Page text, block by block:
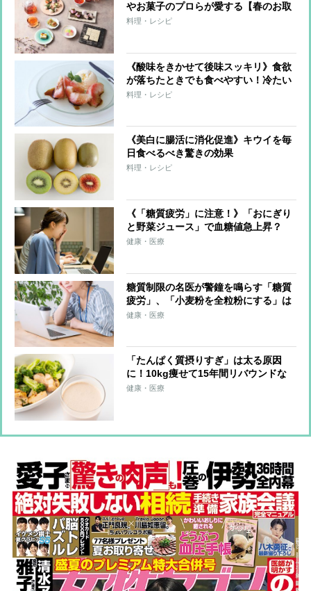
やお菓子のプロらが愛する【春のお取
り寄せ】華やかな見た目と色合いで心
料理・レシピ
《酸味をきかせて後味スッキリ》食欲
が落ちたときでも食べやすい！冷たい
スイーツレシピ3つ
料理・レシピ
《美白に腸活に消化促進》キウイを毎
日食べるべき驚きの効果
料理・レシピ
《「糖質疲労」に注意！》「おにぎり
と野菜ジュース」で血糖値急上昇？
「低GI食品のそばならOK」は誤解だ
健康・医療
糖質制限の名医が警鐘を鳴らす「糖質
疲労」、「小麦粉を全粒粉にする」は
意味がない？ 注意すべき「低脂肪ヨ
健康・医療
「たんぱく質摂りすぎ」は太る原因
に！10kg痩せて15年間リバウンドな
しの管理栄養士が語る
健康・医療